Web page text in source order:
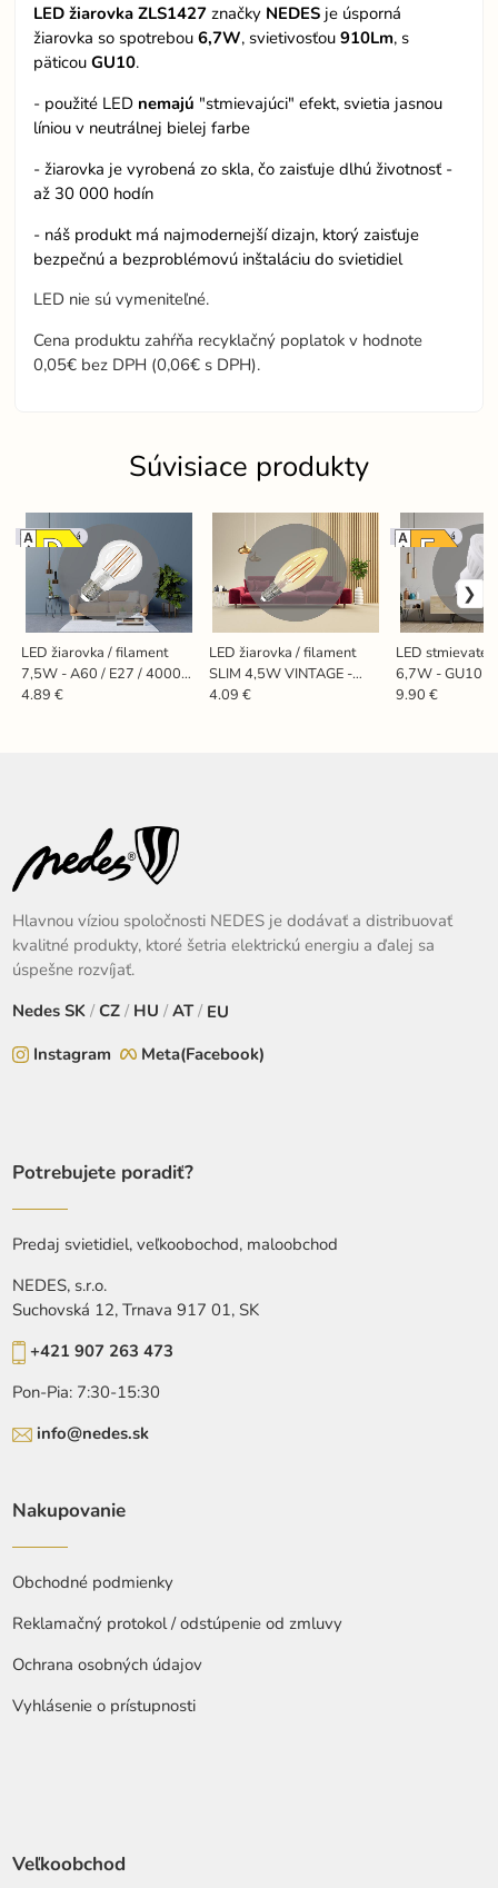
LED žiarovka ZLS1427 značky NEDES je úsporná
žiarovka so spotrebou6,7W, svietivosťou 910Lm, s
päticouGU10.
- použité LED nemajú "stmievajúci" efekt, svietia jasnou
líniou v neutrálnej bielej farbe
- žiarovka je vyrobená zo skla, čo zaisťuje dlhú životnosť -
až 30 000 hodín
- náš produkt má najmodernejší dizajn, ktorý zaisťuje
bezpečnú a bezproblémovú inštaláciu do svietidiel
LED nie sú vymeniteľné.
Cena produktu zahŕňa recyklačný poplatok v hodnote
0,05€ bez DPH (0,06€ s DPH).
Súvisiace produkty
LED žiarovka / filament
7,5W - A60 / E27 / 4000K
- ZLF522D
Stmievateľná
4.89 €
LED žiarovka / filament
SLIM 4,5W VINTAGE -
C35 / E14 / 1800K -
4.09 €
LED
6,7W - GU10 /
ZLS1217D
Stmievateľná
9.90 €
Hlavnou víziou spoločnosti NEDES je dodávať a distribuovať
kvalitné produkty, ktoré šetria elektrickú energiu a ďalej sa
úspešne rozvíjať.
NedesSK / CZ / HU / AT / EU
Instagram
Meta(Facebook)
Potrebujete poradiť?
Predaj svietidiel, veľkoobochod, maloobchod
NEDES, s.r.o.
Suchovská 12, Trnava 917 01, SK
+421 907 263 473
Pon-Pia: 7:30-15:30
info@nedes.sk
Nakupovanie
Obchodné podmienky
Reklamačný protokol / odstúpenie od zmluvy
Ochrana osobných údajov
Vyhlásenie o prístupnosti
Veľkoobchod